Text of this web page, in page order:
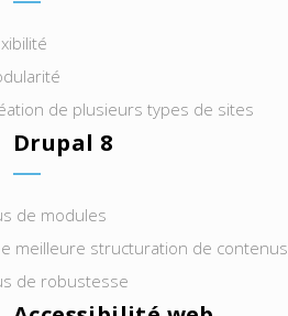
de plusieurs types de sites
Drupal 8
de modules
meilleure structuration de contenus
de robustesse